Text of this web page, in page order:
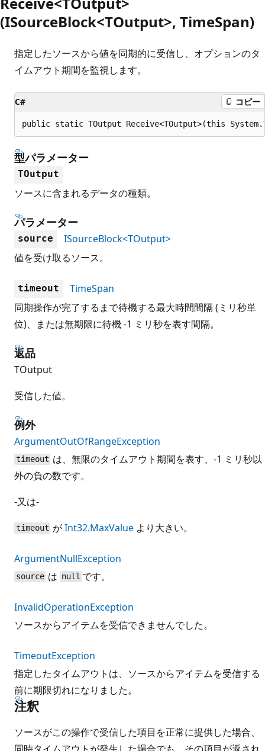
(ISourceBlock<TOutput>, TimeSpan)
指定したソースから値を同期的に受信し、オプションのタ
イムアウト期間を監視します。
C# コピー
public static TOutput Receive<TOutput>(this
型パラメーター
TOutput
ソースに含まれるデータの種類。
パラメーター
source
ISourceBlock<TOutput>
値を受け取るソース。
timeout
TimeSpan
同期操作が完了するまで待機する最大時間間隔 (ミリ秒単
位)、または無期限に待機 -1 ミリ秒を表す間隔。
返品
TOutput
受信した値。
例外
ArgumentOutOfRangeException
timeout は、無限のタイムアウト期間を表す、-1 ミリ秒以
外の負の数です。
-又は-
timeout がInt32.MaxValue より大きい。
ArgumentNullException
source は null です。
InvalidOperationException
ソースからアイテムを受信できませんでした。
TimeoutException
指定したタイムアウトは、ソースからアイテムを受信する
前に期限切れになりました。
注釈
ソースがこの操作で受信した項目を正常に提供した場合、
同時タイムアウトが発生した場合でも、その項目が返され